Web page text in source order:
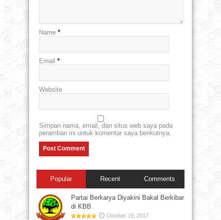
Name *
Email *
Website
Simpan nama, email, dan situs web saya pada
peramban ini untuk komentar saya berikutnya.
Popular Recent Comments
Partai Berkarya Diyakini Bakal Berkibar
di KBB
Oktober 19, 2017